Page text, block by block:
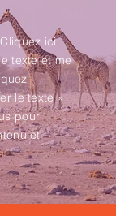
ici
texte et me
le texte »
pour
et